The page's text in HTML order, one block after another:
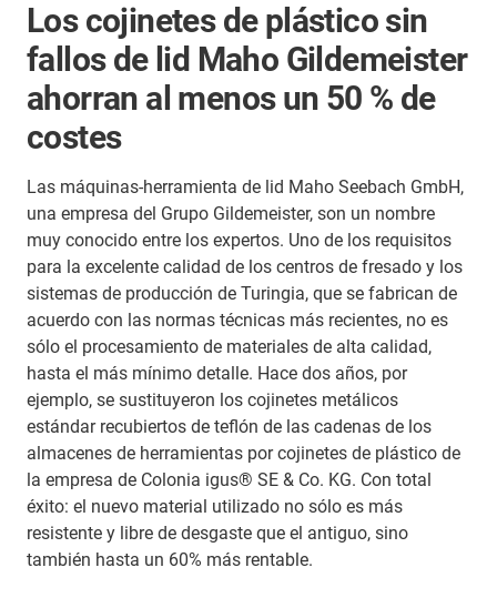
Los cojinetes de plástico sin
fallos de lid Maho Gildemeister
ahorran al menos un 50 % de
costes
Las máquinas-herramienta de lid Maho Seebach GmbH,
una empresa del Grupo Gildemeister, son un nombre
muy conocido entre los expertos. Uno de los requisitos
para la excelente calidad de los centros de fresado y los
sistemas de producción de Turingia, que se fabrican de
acuerdo con las normas técnicas más recientes, no es
sólo el procesamiento de materiales de alta calidad,
hasta el más mínimo detalle. Hace dos años, por
ejemplo, se sustituyeron los cojinetes metálicos
estándar recubiertos de teflón de las cadenas de los
almacenes de herramientas por cojinetes de plástico de
la empresa de Colonia igus® SE & Co. KG. Con total
éxito: el nuevo material utilizado no sólo es más
resistente y libre de desgaste que el antiguo, sino
también hasta un 60% más rentable.